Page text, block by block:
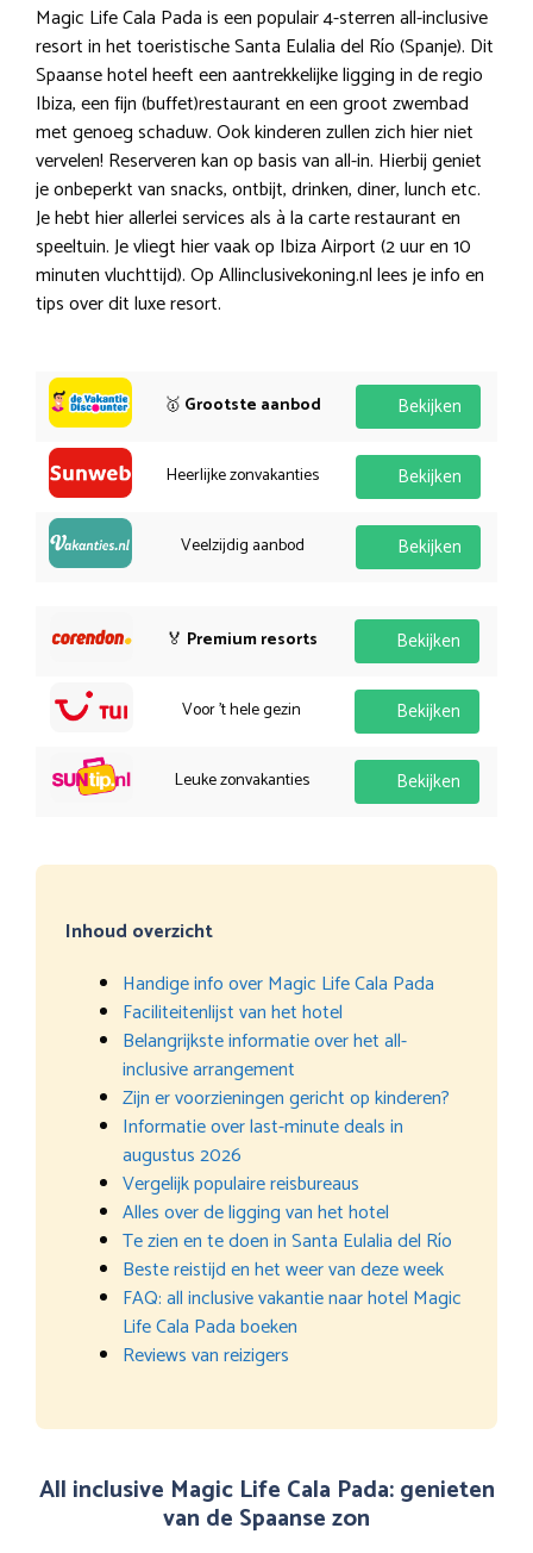
Magic Life Cala Pada is een populair 4-sterren all-inclusive
resort in het toeristische Santa Eulalia del Río (Spanje). Dit
Spaanse hotel heeft een aantrekkelijke ligging in de regio
Ibiza, een fijn (buffet)restaurant en een groot zwembad
met genoeg schaduw. Ook kinderen zullen zich hier niet
vervelen! Reserveren kan op basis van all-in. Hierbij geniet
je onbeperkt van snacks, ontbijt, drinken, diner, lunch etc.
Je hebt hier allerlei services als à la carte restaurant en
speeltuin. Je vliegt hier vaak op Ibiza Airport (2 uur en 10
minuten vluchttijd). Op Allinclusivekoning.nl lees je info en
tips over dit luxe resort.
🥇 Grootste aanbod Bekijken
Heerlijke zonvakanties Bekijken
Veelzijdig aanbod Bekijken
🏅 Premium resorts Bekijken
Voor 't hele gezin Bekijken
Leuke zonvakanties Bekijken
Inhoud overzicht
Handige info over Magic Life Cala Pada
Faciliteitenlijst van het hotel
Belangrijkste informatie over het all-
inclusive arrangement
Zijn er voorzieningen gericht op kinderen?
Informatie over last-minute deals in
augustus 2026
Vergelijk populaire reisbureaus
Alles over de ligging van het hotel
Te zien en te doen in Santa Eulalia del Río
Beste reistijd en het weer van deze week
FAQ: all inclusive vakantie naar hotel Magic
Life Cala Pada boeken
Reviews van reizigers
All inclusive Magic Life Cala Pada: genieten
van de Spaanse zon